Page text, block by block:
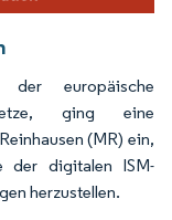
der europäische
ging eine
(MR) ein,
der digitalen ISM-
herzustellen.